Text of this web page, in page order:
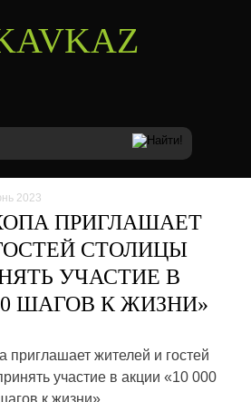
2023
ПРИГЛАШАЕТ
СТОЛИЦЫ
УЧАСТИЕ В
ШАГОВ К ЖИЗНИ»